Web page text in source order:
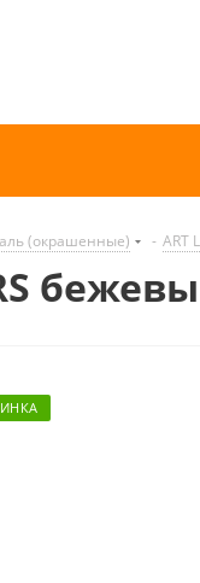
(окрашенные) - ART